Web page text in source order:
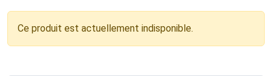
Ce produit est actuellement indisponible.